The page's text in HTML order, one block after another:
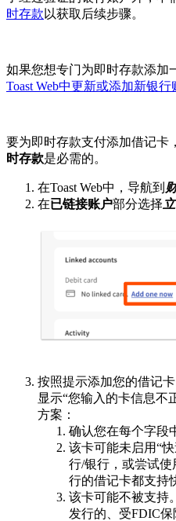
时存款 以获取后续步骤。
如果您想专门为即时存款添加
Toast Web中更新或添加新银行
要为即时存款支付添加借记卡
时存款是必需的。
在Toast Web中，导航到
在已链接账户部分选择
按照提示添加您的借记
显示“您输入的卡信息不
方案：
确认您在每个字段
该卡可能未启用“
行/银行，或尝试
行的借记卡都支持
该卡可能不被支持
发行的、受FDIC保